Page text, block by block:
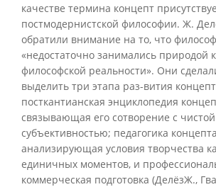
качестве термина концепт
постмодернистской философии. Ж.
обратили внимание на то, что
«недостаточно занимались природой
философской реальности». Они
выделить три этапа раз-вития
посткантианская энциклопедия
связывающая его сотворение с чистой
субъективностью; педагогика
анализирующая условия творчества
единичных моментов, и
коммерческая подготовка (ДелёзЖ.,